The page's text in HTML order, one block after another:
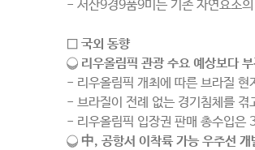
- 서산9경9품9미는 기존 자연요소
□ 국외 동향
❍ 리우올림픽 관광 수요 예상보다
- 리우올림픽 개최에 따른 브라질 현
- 브라질이 전례 없는 경기침체를 겪
- 리우올림픽 입장권 판매 총수입
❍ 中, 공항서 이착륙 가능 우주선